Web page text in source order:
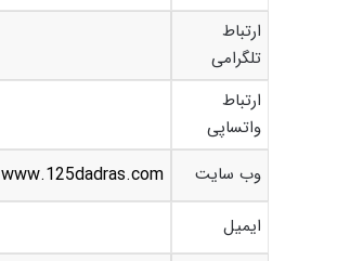
ارتباط
تلگرامی
ارتباط
واتساپی
وب سایت
www.125dadras.com
ایمیل